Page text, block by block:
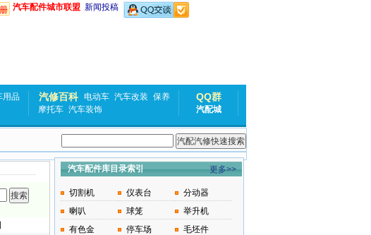
汽车配件城市联盟 新闻投稿
用品
汽修百科 电动车 汽车改装 保养
摩托车 汽车装饰
QQ群
汽配城
汽车配件库目录索引 更多>>
切割机 仪表台
分动器
喇叭
球笼
举升机
有色金
停车场
毛坯件